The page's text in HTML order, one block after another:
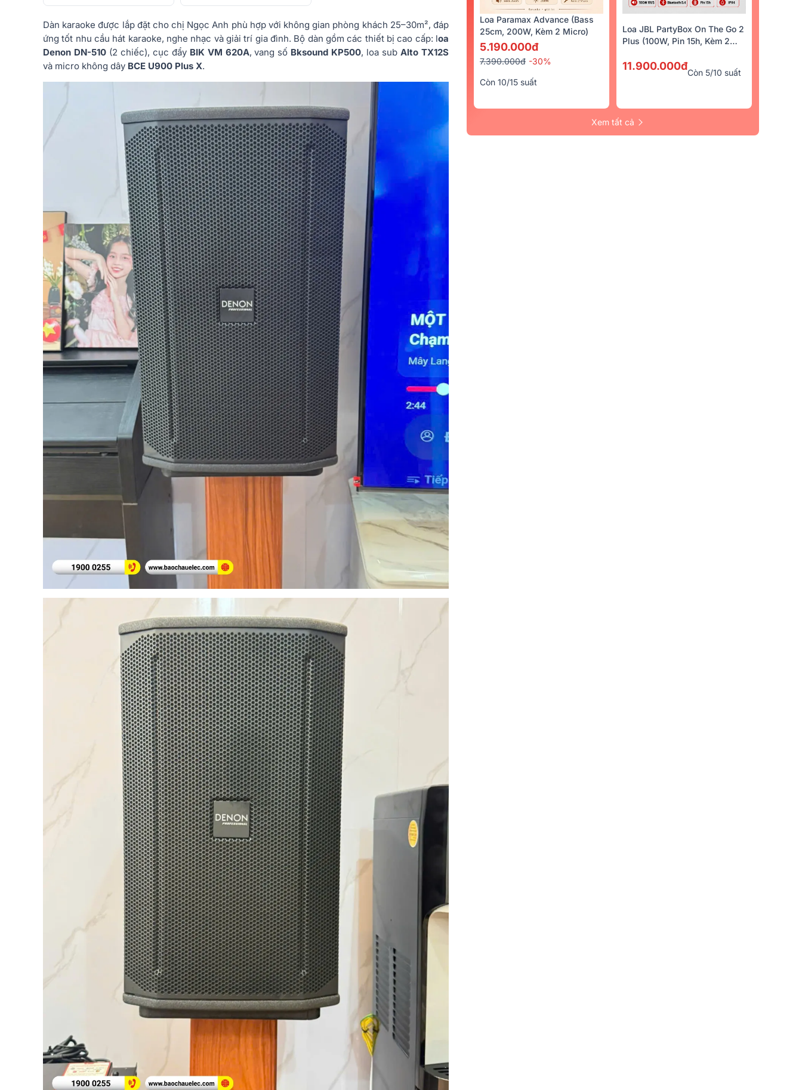
Dàn karaoke được lắp đặt cho chị Ngọc Anh phù hợp với không gian phòng khách 25–30m², đáp
ứng tốt nhu cầu hát karaoke, nghe nhạc và giải trí gia đình. Bộ dàn gồm các thiết bị cao cấp: loa
Denon DN-510(2 chiếc), cục đẩy BIK VM 620A, vang số Bksound KP500, loa subAlto TX12S
và micro không dây BCE U900 Plus X.
Loa Paramax Advance (Bass
25cm, 200W, Kèm 2 Micro)
5.190.000đ
7.390.000đ -30%
Còn 10/15 suất
Loa JBL PartyBox On The Go 2
Plus (100W, Pin 15h, Kèm 2
11.900.000đ
Còn 5/10 suất
Xem tất cả